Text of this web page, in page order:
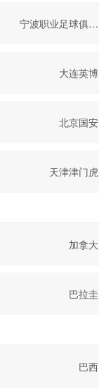
宁波职业足球俱乐
部
大连英博
北京国安
天津津门虎
加拿大
巴拉圭
巴西